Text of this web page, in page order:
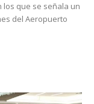
los que se señala un
del Aeropuerto